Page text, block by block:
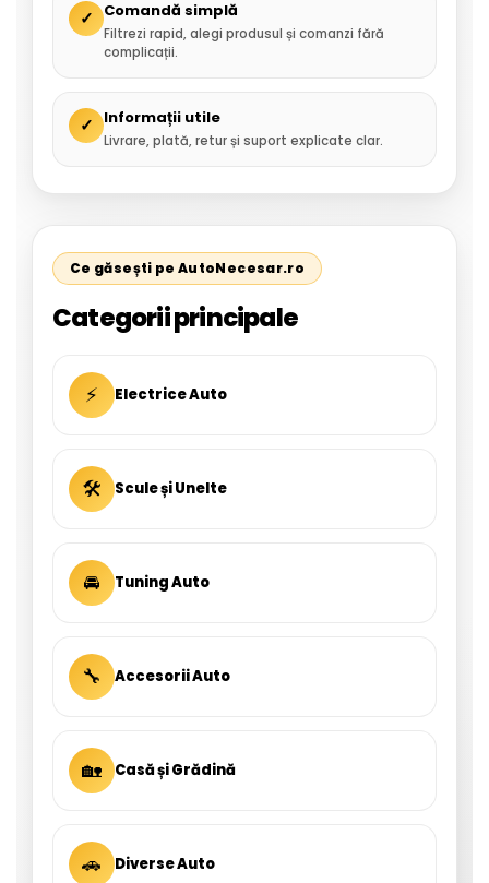
✓ Comandă simplă
Filtrezi rapid, alegi produsul și comanzi fără
complicații.
✓ Informații utile
Livrare, plată, retur și suport explicate clar.
Ce găsești pe AutoNecesar.ro
Categorii principale
⚡ Electrice Auto
🛠 Scule și Unelte
🚘 Tuning Auto
🔧 Accesorii Auto
🏡 Casă și Grădină
🚗 Diverse Auto